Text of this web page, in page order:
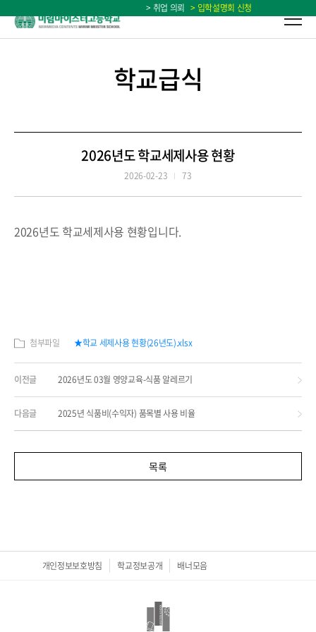
> 취업 의뢰 > 입학설명회 신청
학교급식
2026년도 학교세제사용 현황
2026-02-23 73
2026년도 학교세제사용 현황입니다.
첨부파일 ★학교 세제사용 현황(26년도).xlsx
이전글 2026년도 03월 영양교육-식품 알레르기
다음글 2025년 식품비(수익자) 품목별 사용 비율
목록
개인정보보호방침 학교정보공개 배너모음